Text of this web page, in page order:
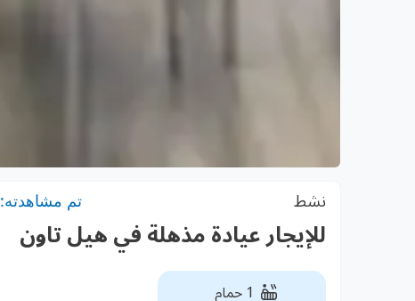
نشط تم مشاهدته: 1897
للإيجار عيادة مذهلة في هيل تاون
1 حمام